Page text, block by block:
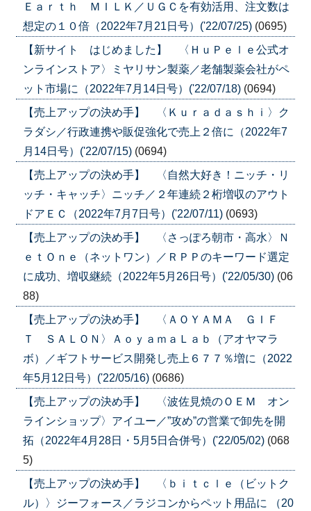
Ｅａｒｔｈ ＭＩＬＫ／ＵＧＣを有効活用、注文数は
想定の１０倍（2022年7月21日号）('22/07/25) (0695)
【新サイト はじめました】 〈ＨｕＰｅｌｅ公式オ
ンラインストア〉ミヤリサン製薬／老舗製薬会社がペ
ット市場に（2022年7月14日号）('22/07/18) (0694)
【売上アップの決め手】 〈Ｋｕｒａｄａｓｈｉ〉ク
ラダシ／行政連携や販促強化で売上２倍に（2022年7
月14日号）('22/07/15) (0694)
【売上アップの決め手】 〈自然大好き！ニッチ・リ
ッチ・キャッチ〉ニッチ／２年連続２桁増収のアウト
ドアＥＣ（2022年7月7日号）('22/07/11) (0693)
【売上アップの決め手】 〈さっぽろ朝市・高水〉Ｎ
ｅｔＯｎｅ（ネットワン）／ＲＰＰのキーワード選定
に成功、増収継続（2022年5月26日号）('22/05/30) (06
88)
【売上アップの決め手】 〈ＡＯＹＡＭＡ ＧＩＦ
Ｔ ＳＡＬＯＮ〉ＡｏｙａｍａＬａｂ（アオヤマラ
ボ）／ギフトサービス開発し売上６７７％増に（2022
年5月12日号）('22/05/16) (0686)
【売上アップの決め手】 〈波佐見焼のＯＥＭ オン
ラインショップ〉アイユー／”攻め”の営業で卸先を開
拓（2022年4月28日・5月5日合併号）('22/05/02) (068
5)
【売上アップの決め手】 〈ｂｉｔｃｌｅ（ビットク
ル）〉ジーフォース／ラジコンからペット用品に （20